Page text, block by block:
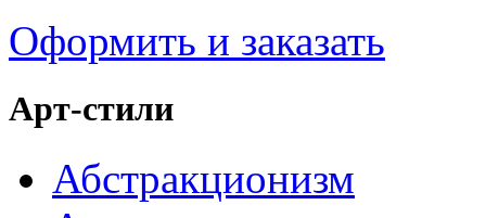
Оформить и заказать
Арт-стили
Абстракционизм